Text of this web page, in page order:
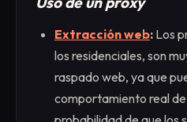
Extracción web: Los
los residenciales, son
raspado web, ya que
comportamiento real de